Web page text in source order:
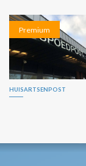
Premium
HUISARTSENPOST